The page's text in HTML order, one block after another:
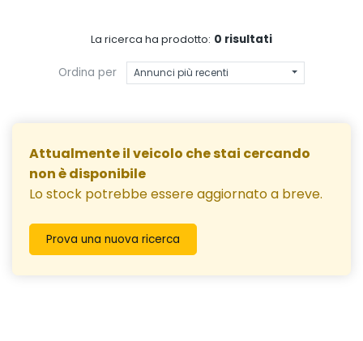
La ricerca ha prodotto: 0 risultati
Ordina per Annunci più recenti
Attualmente il veicolo che stai cercando
non è disponibile
Lo stock potrebbe essere aggiornato a breve.
Prova una nuova ricerca